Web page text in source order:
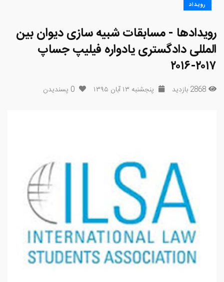
رویداد
رویدادها - مسابقات شبیه سازی دیوان بین
المللی دادگستری یادواره فیلیپ جساپ
۲۰۱۷-۲۰۱۶
2868 بازدید پنجشنبه ۱۳ آبان ۱۳۹۵ 0 پسندیدن